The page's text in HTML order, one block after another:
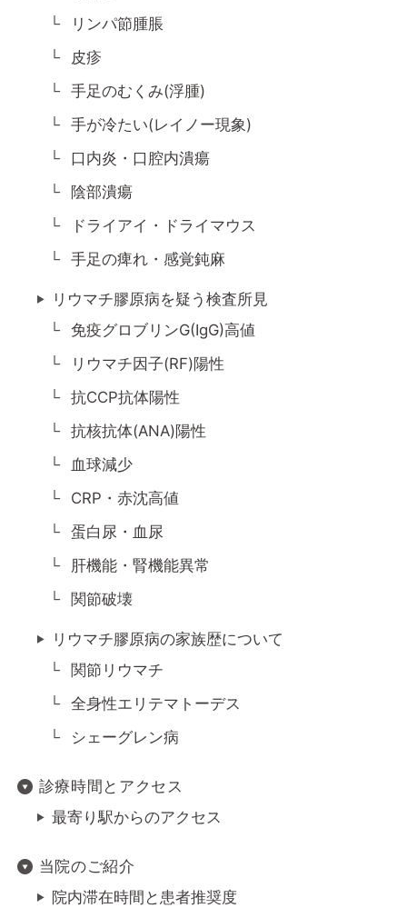
リンパ節腫脹
皮疹
手足のむくみ(浮腫)
手が冷たい(レイノー現象)
口内炎・口腔内潰瘍
陰部潰瘍
ドライアイ・ドライマウス
手足の痺れ・感覚鈍麻
リウマチ膠原病を疑う検査所見
免疫グロブリンG(IgG)高値
リウマチ因子(RF)陽性
抗CCP抗体陽性
抗核抗体(ANA)陽性
血球減少
CRP・赤沈高値
蛋白尿・血尿
肝機能・腎機能異常
関節破壊
リウマチ膠原病の家族歴について
関節リウマチ
全身性エリテマトーデス
シェーグレン病
診療時間とアクセス
最寄り駅からのアクセス
当院のご紹介
院内滞在時間と患者推奨度